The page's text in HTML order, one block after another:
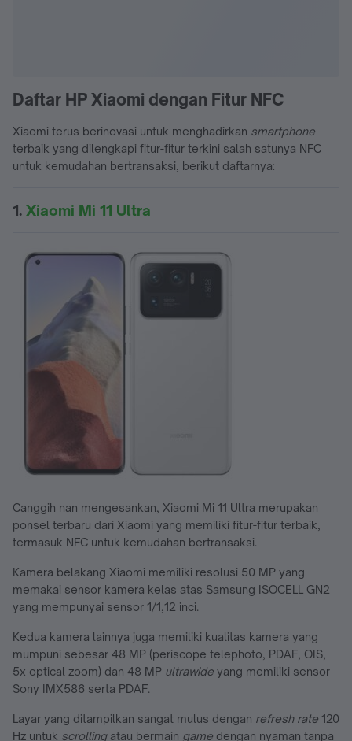
Daftar HP Xiaomi dengan Fitur NFC
Xiaomi terus berinovasi untuk menghadirkan smartphone
terbaik yang dilengkapi fitur-fitur terkini salah satunya NFC
untuk kemudahan bertransaksi, berikut daftarnya:
1. Xiaomi Mi 11 Ultra
Canggih nan mengesankan, Xiaomi Mi 11 Ultra merupakan
ponsel terbaru dari Xiaomi yang memiliki fitur-fitur terbaik,
termasuk NFC untuk kemudahan bertransaksi.
Kamera belakang Xiaomi memiliki resolusi 50 MP yang
memakai sensor kamera kelas atas Samsung ISOCELL GN2
yang mempunyai sensor 1/1,12 inci.
Kedua kamera lainnya juga memiliki kualitas kamera yang
mumpuni sebesar 48 MP (periscope telephoto, PDAF, OIS,
5x optical zoom) dan 48 MP ultrawide yang memiliki sensor
Sony IMX586 serta PDAF.
Layar yang ditampilkan sangat mulus dengan refresh rate 120
Hz untuk scrolling atau bermain game dengan nyaman tanpa